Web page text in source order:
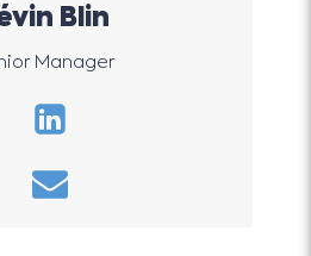
Blin
Manager